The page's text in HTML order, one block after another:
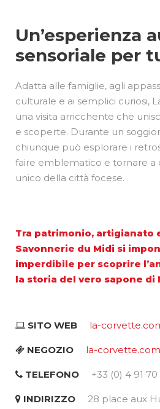
Un’esperienza
sensoriale per
Adatta alle famiglie, agli
culturale e ai semplici curiosi,
una visita arricchente che
e scoperte. Durante un
chiunque può esplorare i
faire emblematico e tornare a
unico della città focese.
Tra patrimonio, artigianato
Savonnerie du Midi si
imperdibile per scoprire
la storia del vero sapone di
SITO WEB la-
NEGOZIO la-
TELEFONO +33 (0) 4 91
INDIRIZZO 28 place aux